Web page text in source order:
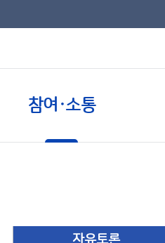
참여·소통
자유토론